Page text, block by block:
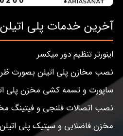
آخرین خدمات پلی اتیلن
اینورتر تنظیم دور میکسر
نصب مخازن پلی اتیلن بصورت
ساپورت و تسمه کشی مخزن پلی
نصب اتصالات فلنجی و فیتینگ
مخزن فاضلابی و سپتیک پلی اتیلن